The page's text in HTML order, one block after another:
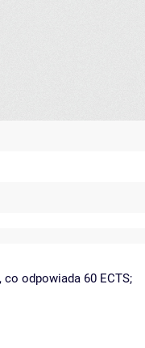
odpowiada 60 ECTS;